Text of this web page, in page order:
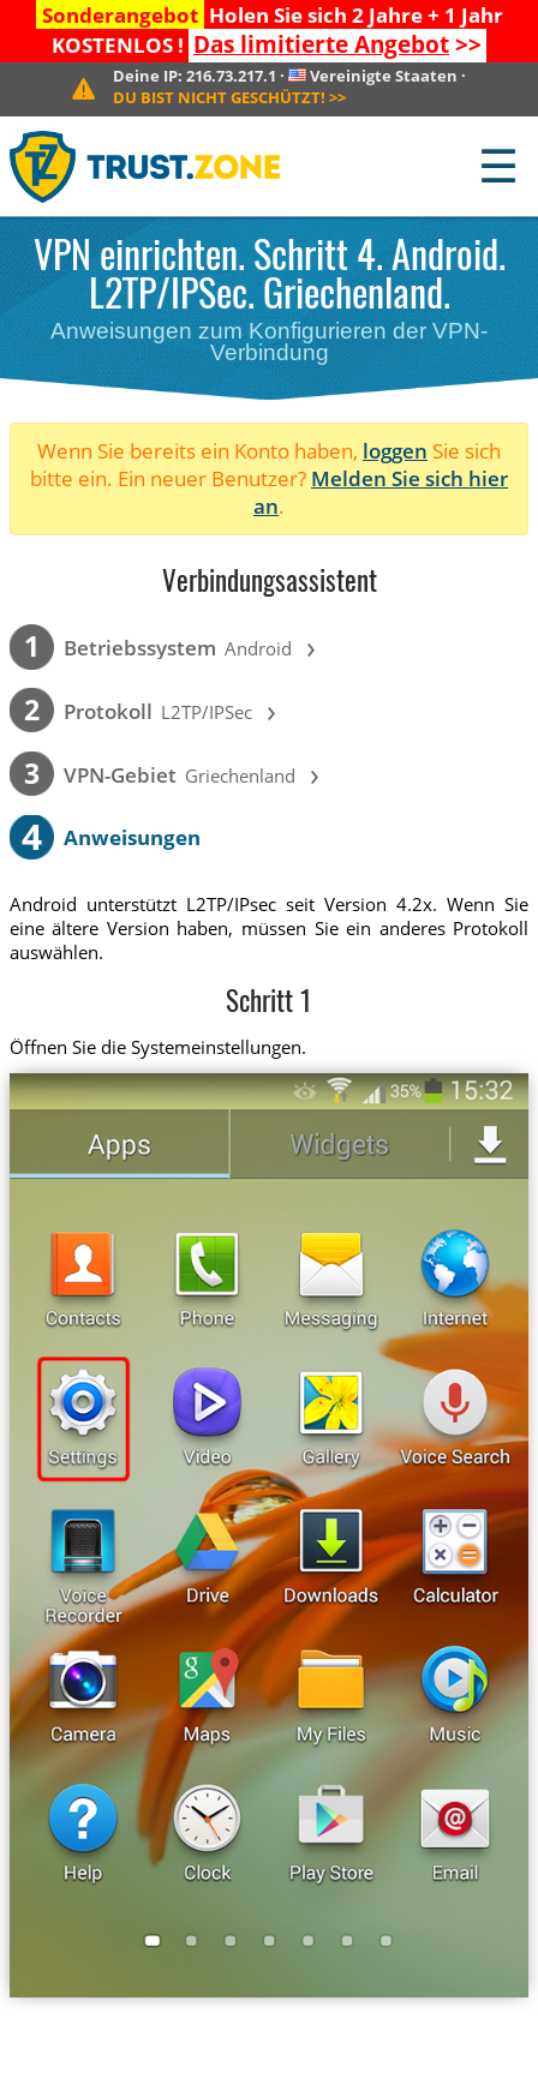
Sonderangebot Holen Sie sich 2 Jahre + 1 Jahr
KOSTENLOS ! Das limitierte Angebot>>
Deine IP: 216.73.217.1 · Vereinigte Staaten ·
DU BIST NICHT GESCHÜTZT! >>
☰
VPN einrichten. Schritt 4. Android.
L2TP/IPSec. Griechenland.
Anweisungen zum Konfigurieren der VPN-
Verbindung
Wenn Sie bereits ein Konto haben, loggen Sie sich
bitte ein. Ein neuer Benutzer? Melden Sie sich hier
an.
Verbindungsassistent
1 Betriebssystem Android ›
2 Protokoll L2TP/IPSec ›
3 VPN-Gebiet Griechenland ›
4 Anweisungen
Android unterstützt L2TP/IPsec seit Version 4.2x. Wenn Sie
eine ältere Version haben, müssen Sie ein anderes Protokoll
auswählen.
Schritt 1
Öffnen Sie die Systemeinstellungen.